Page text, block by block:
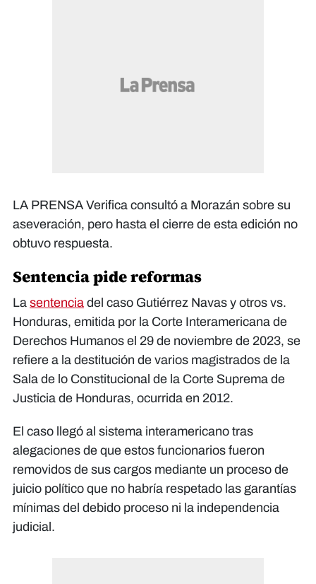
LA PRENSA Verifica consultó a Morazán sobre su
aseveración, pero hasta el cierre de esta edición no
obtuvo respuesta.
Sentencia pide reformas
La sentencia del caso Gutiérrez Navas y otros vs.
Honduras, emitida por la Corte Interamericana de
Derechos Humanos el 29 de noviembre de 2023, se
refiere a la destitución de varios magistrados de la
Sala de lo Constitucional de la Corte Suprema de
Justicia de Honduras, ocurrida en 2012.
El caso llegó al sistema interamericano tras
alegaciones de que estos funcionarios fueron
removidos de sus cargos mediante un proceso de
juicio político que no habría respetado las garantías
mínimas del debido proceso ni la independencia
judicial.